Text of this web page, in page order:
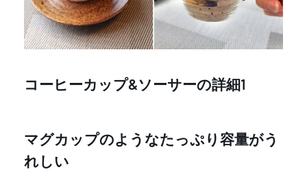
コーヒーカップ&ソーサーの詳細1
マグカップのようなたっぷり容量がう
れしい